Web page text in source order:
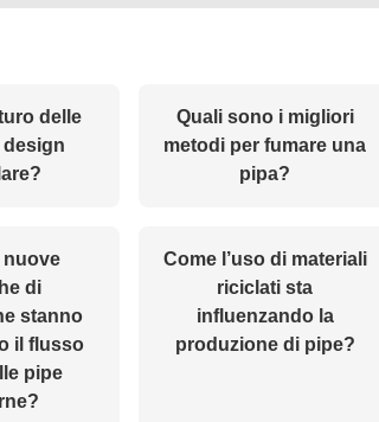
delle
Quali sono i migliori
metodi per fumare una
pipa?
nuove
di
stanno
il flusso
pipe
Come l’uso di materiali
riciclati sta
influenzando la
produzione di pipe?